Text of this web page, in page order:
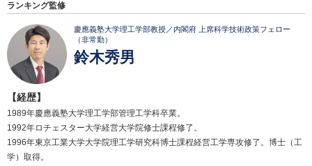
ランキング監修
慶應義塾大学理工学部教授／内閣府 上席科学技術政策フェロー
（非常勤）
鈴木秀男
【経歴】
1989年慶應義塾大学理工学部管理工学科卒業。
1992年ロチェスター大学経営大学院修士課程修了。
1996年東京工業大学大学院理工学研究科博士課程経営工学専攻修了。博士（工
学）取得。